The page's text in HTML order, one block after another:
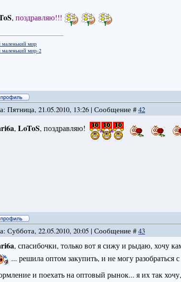
, поздравляю!!!
мир
мир-2
Пятница, 21.05.2010, 13:26 | Сообщение #42
, LoToS, поздравляю!
Суббота, 22.05.2010, 20:05 | Сообщение #43
, спасибочки, только вот я сижу и рыдаю, хочу
... решила оптом закупить, и не могу разобраться
и поехать на оптовый рынок... я их так